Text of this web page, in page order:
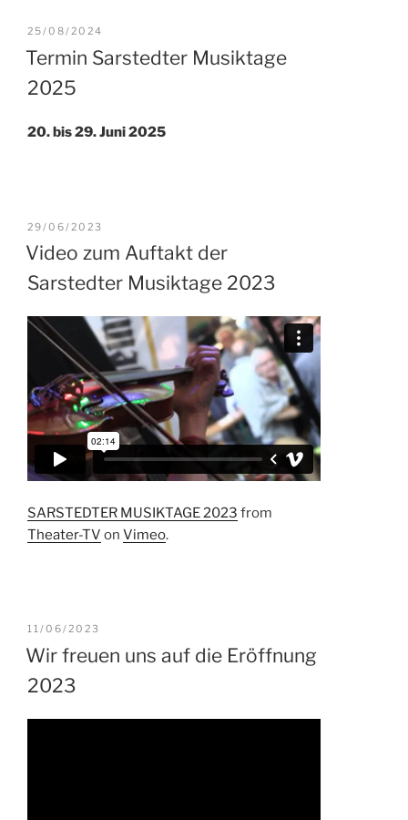
VERÖFFENTLICHT
25/08/2024
Termin Sarstedter Musiktage
2025
20. bis 29. Juni 2025
VERÖFFENTLICHT
29/06/2023
Video zum Auftakt der
Sarstedter Musiktage 2023
SARSTEDTER MUSIKTAGE 2023 from
Theater-TV on Vimeo.
VERÖFFENTLICHT
11/06/2023
Wir freuen uns auf die Eröffnung
2023